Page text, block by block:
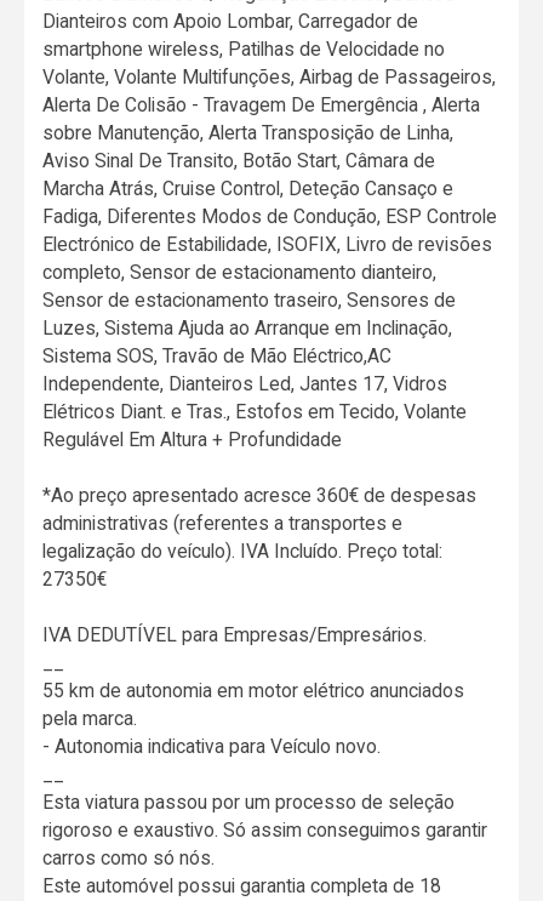
Dianteiros com Apoio Lombar, Carregador de
smartphone wireless, Patilhas de Velocidade no
Volante, Volante Multifunções, Airbag de Passageiros,
Alerta De Colisão - Travagem De Emergência , Alerta
sobre Manutenção, Alerta Transposição de Linha,
Aviso Sinal De Transito, Botão Start, Câmara de
Marcha Atrás, Cruise Control, Deteção Cansaço e
Fadiga, Diferentes Modos de Condução, ESP Controle
Electrónico de Estabilidade, ISOFIX, Livro de revisões
completo, Sensor de estacionamento dianteiro,
Sensor de estacionamento traseiro, Sensores de
Luzes, Sistema Ajuda ao Arranque em Inclinação,
Sistema SOS, Travão de Mão Eléctrico,AC
Independente, Dianteiros Led, Jantes 17, Vidros
Elétricos Diant. e Tras., Estofos em Tecido, Volante
Regulável Em Altura + Profundidade
*Ao preço apresentado acresce 360€ de despesas
administrativas (referentes a transportes e
legalização do veículo). IVA Incluído. Preço total:
27350€
IVA DEDUTÍVEL para Empresas/Empresários.
55 km de autonomia em motor elétrico anunciados
pela marca.
- Autonomia indicativa para Veículo novo.
Esta viatura passou por um processo de seleção
rigoroso e exaustivo. Só assim conseguimos garantir
carros como só nós.
Este automóvel possui garantia completa de 18